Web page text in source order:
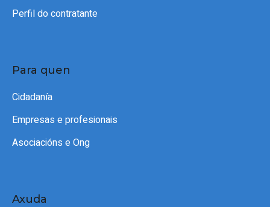
Perfil do contratante
Para quen
Cidadanía
Empresas e profesionais
Asociacións e Ong
Axuda